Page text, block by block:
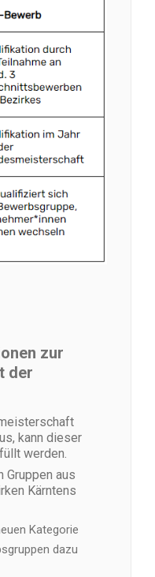
zur
der
kann dieser
werden.
Gruppen aus
Kärntens
Kategorie
dazu